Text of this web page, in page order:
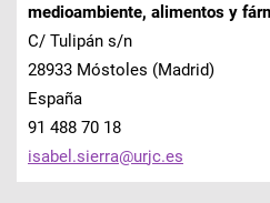
medioambiente, alimentos y
C/ Tulipán s/n
28933 Móstoles (Madrid)
España
91 488 70 18
isabel.sierra@urjc.es